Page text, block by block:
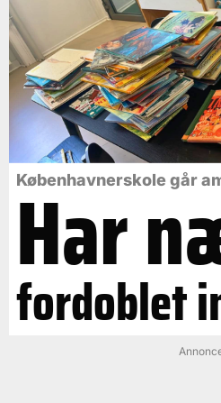
Københavnerskole går
Har
fordoblet